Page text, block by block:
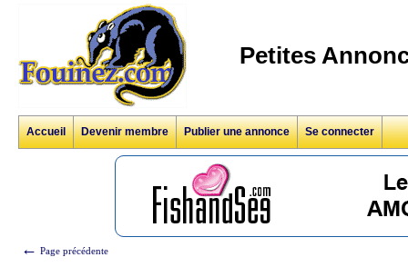
Petites
Accueil Devenir membre Publier une annonce Se connecter
← Page précédente